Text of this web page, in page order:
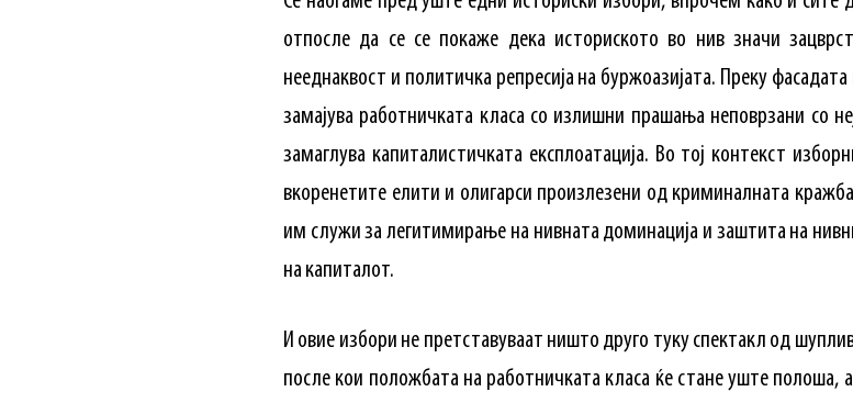
отпосле да се се покаже дека историското во нив значи
нееднаквост и политичка репресија на буржоазијата. Преку
замајува работничката класа со излишни прашања неповрзани со
замаглува капиталистичката експлоатација. Во тој контекст
вкоренетите елити и олигарси произлезени од криминалната
им служи за легитимирање на нивната доминација и заштита на
на капиталот.
И овие избори не претставуваат ништо друго туку спектакл од
после кои положбата на работничката класа ќе стане уште